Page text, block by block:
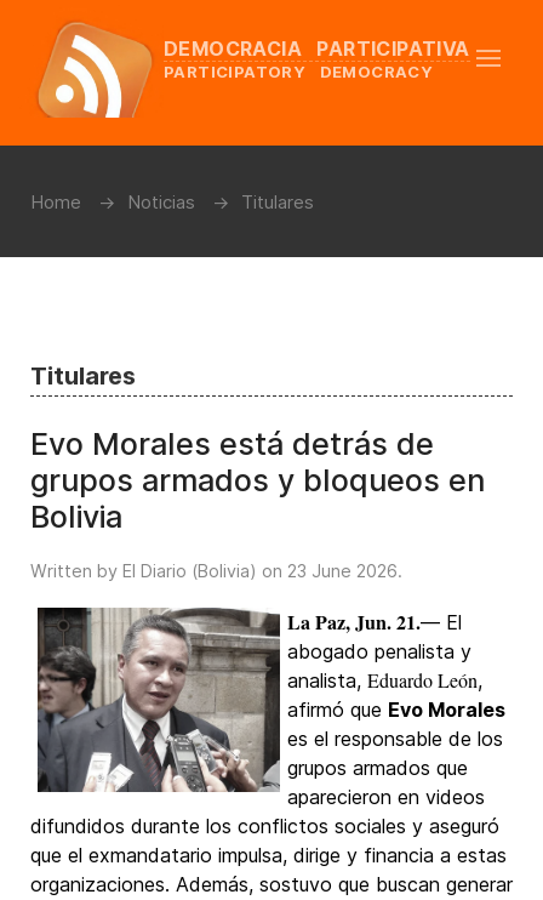
DEMOCRACIA PARTICIPATIVA
PARTICIPATORY DEMOCRACY
Home Noticias Titulares
Titulares
Evo Morales está detrás de
grupos armados y bloqueos en
Bolivia
Written by El Diario (Bolivia) on 23 June 2026.
La Paz, Jun. 21.— El
abogado penalista y
analista, Eduardo León,
afirmó que Evo Morales
es el responsable de los
grupos armados que
aparecieron en videos
difundidos durante los conflictos sociales y aseguró
que el exmandatario impulsa, dirige y financia a estas
organizaciones. Además, sostuvo que buscan generar